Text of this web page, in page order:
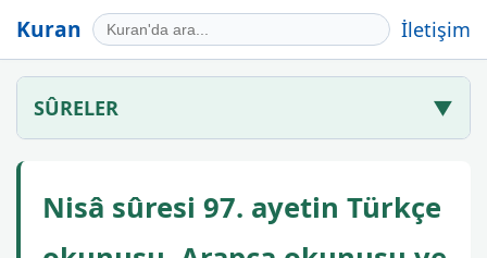
Kuran İletişim
SÛRELER ▼
Nisâ sûresi 97. ayetin Türkçe